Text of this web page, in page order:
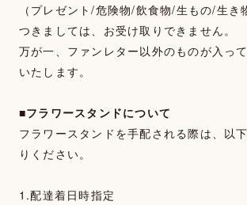
（プレゼント/危険物/飲食物/生もの/生き
つきましては、お受け取りできません。
万が一、ファンレター以外のものが入っ
いたします。
■フラワースタンドについて
フラワースタンドを手配される際は、以
りください。
1.配達着日時指定